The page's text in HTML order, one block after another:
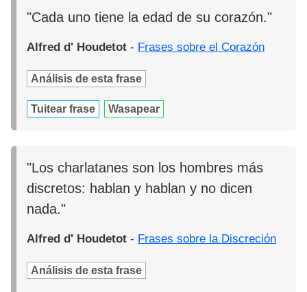
"Cada uno tiene la edad de su corazón."
Alfred d' Houdetot - Frases sobre el Corazón
Análisis de esta frase
Tuitear frase Wasapear
"Los charlatanes son los hombres más
discretos: hablan y hablan y no dicen
nada."
Alfred d' Houdetot - Frases sobre la Discreción
Análisis de esta frase